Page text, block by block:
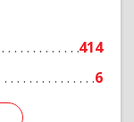
414
6
Подробнее